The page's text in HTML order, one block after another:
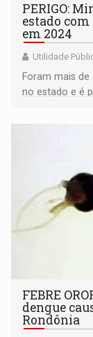
PERIGO:
estado com
em 2024
Utilidade
Foram mais
no estado e é
FEBRE
dengue
Rondônia